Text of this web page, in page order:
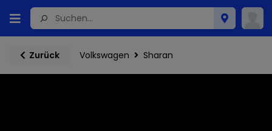
Zurück Volkswagen Sharan